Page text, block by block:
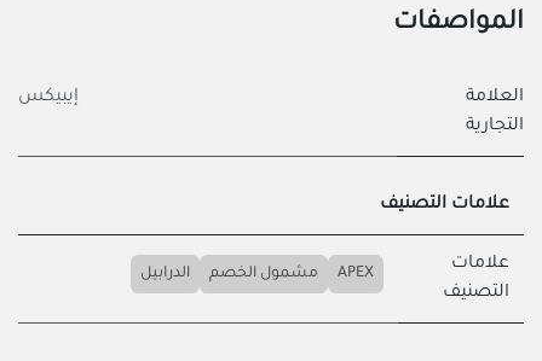
المواصفات
العلامة
التجارية
إيبيكس
علامات التصنيف
علامات
التصنيف
APEX مشمول الخصم الدرابيل